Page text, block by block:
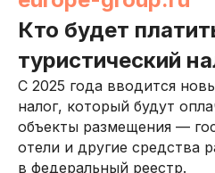
Кто будет
туристический
С 2025 года вводится
налог, который будут
объекты размещения —
отели и другие средства
в федеральный реестр.